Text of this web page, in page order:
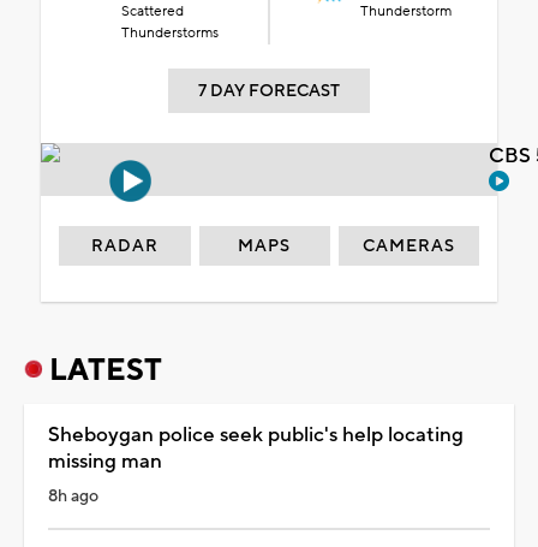
Scattered
Thunderstorms
Thunderstorm
7 DAY FORECAST
RADAR MAPS CAMERAS
LATEST
Sheboygan police seek public's help locating
missing man
8h ago